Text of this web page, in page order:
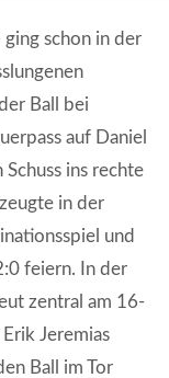
ging schon in der
Ball bei
auf Daniel
ins rechte
in der
und
feiern. In der
zentral am 16-
Jeremias
Ball im Tor